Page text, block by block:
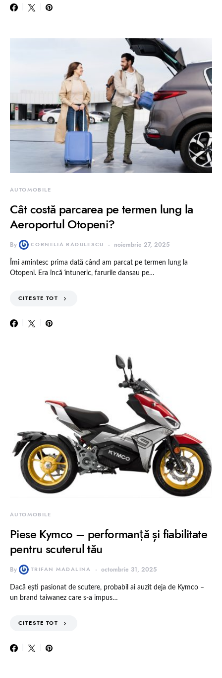
AUTOMOBILE
Cât costă parcarea pe termen lung la
Aeroportul Otopeni?
By CORNELIA RADULESCU noiembrie 27, 2025
Îmi amintesc prima dată când am parcat pe termen lung la
Otopeni. Era încă întuneric, farurile dansau pe…
CITESTE TOT
AUTOMOBILE
Piese Kymco – performanță și fiabilitate
pentru scuterul tău
By TRIFAN MADALINA octombrie 31, 2025
Dacă ești pasionat de scutere, probabil ai auzit deja de Kymco –
un brand taiwanez care s-a impus…
CITESTE TOT